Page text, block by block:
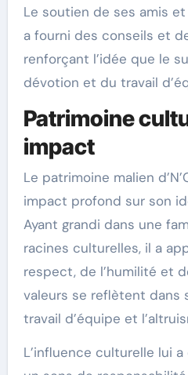
Le soutien de ses amis
a fourni des conseils et
renforçant l’idée que le
dévotion et du travail
Patrimoine
impact
Le patrimoine malien
impact profond sur son
Ayant grandi dans une
racines culturelles, il a
respect, de l’humilité et
valeurs se reflètent dans
travail d’équipe et
L’influence culturelle lui